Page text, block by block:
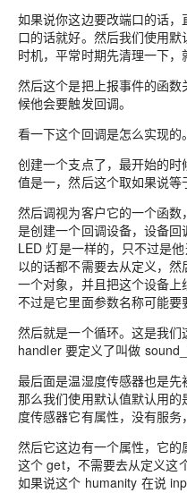
如果说你这边要改端口的话
口的话就好。 然后我们使用默
时机，平常时期先清理一下，
然后这个是把上报事件的函数
候他会要触发回调。
看一下这个回调是怎么实现的。
创建一个支点了， 最开始的时
值是一，然后这个取如果说等
然后调视为客户它的一个函数
是创建一个回调设备，设备
LED 灯是一样的，只不过是
以的话都不需要去从定义，
一个对象，并且把这个设备上
不过是它里面参数名称可能要
然后就是一个循环。这是我
handler 要定义了叫做
最后面是温湿度传感器也是先
那么我们使用默认值默认用的
度传感器它有属性，没有服
然后它这边有一个属性，它
这个 get，不需要去从定义这
如果说这个 humanity 在说